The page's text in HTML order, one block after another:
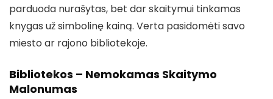
parduoda nurašytas, bet dar skaitymui tinkamas
knygas už simbolinę kainą. Verta pasidomėti savo
miesto ar rajono bibliotekoje.
Bibliotekos – Nemokamas Skaitymo
Malonumas